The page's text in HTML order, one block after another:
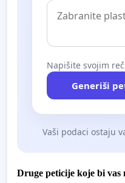
Napišite svojim
Generiši
Vaši podaci ostaju
Druge peticije koje bi vas